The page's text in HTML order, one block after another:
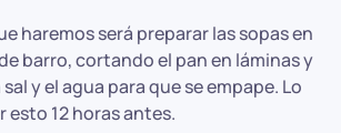
haremos será preparar las sopas en
barro, cortando el pan en láminas y
y el agua para que se empape. Lo
esto 12 horas antes.